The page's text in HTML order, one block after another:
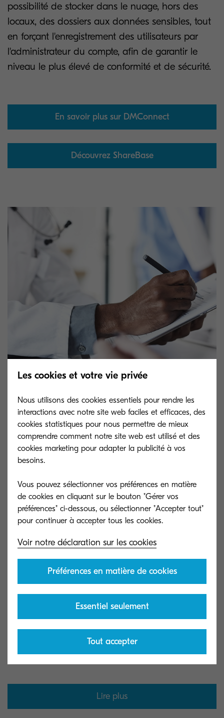
possibilité de stocker dans le nuage, hors des
locaux, des dossiers aux données sensibles, tout
en forçant l'enregistrement des utilisateurs par
l'administrateur du compte, afin de garantir le
niveau le plus élevé de conformité et de sécurité.
En savoir plus sur DMConnect
Découvrez ShareBase
Impression et identification
sécurisées
MyQ oblige les utilisateurs à s'identifier quand ils
se connectent, au moyen d'un numéro de carte
d'identité, d'un code NIP ou d'un identifiant
plusieurs éléments (comme par exemple un code
NIP et un numéro de carte d'identité). Cela
signifie que seuls les utilisateurs autorisés peuvent
informations confidentielles relatives aux patients
Lire plus
Les cookies et votre vie privée
Nous utilisons des cookies essentiels pour rendre les
interactions avec notre site web faciles et efficaces, des
cookies statistiques pour nous permettre de mieux
comprendre comment notre site web est utilisé et des
cookies marketing pour adapter la publicité à vos
besoins.
Vous pouvez sélectionner vos préférences en matière
de cookies en cliquant sur le bouton "Gérer vos
préférences" ci-dessous, ou sélectionner "Accepter tout"
Voir notre déclaration sur les cookies
Préférences en matière de cookies
Essentiel seulement
Tout accepter